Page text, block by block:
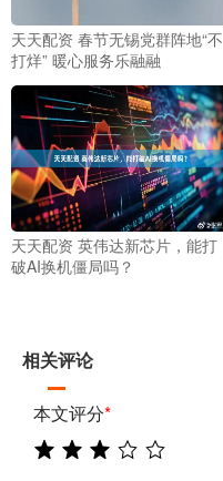
天天配资 春节无锡党群阵地“不
打烊” 暖心服务乐融融
天天配资 英伟达新芯片，能打
破AI换机僵局吗？
相关评论
本文评分*